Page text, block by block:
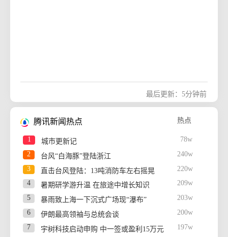
VCT正太扭腰
765w 热
49 765w
50 我想呼风唤雨 765w
最后更新：5分钟前
腾讯新闻热点 热点
1 城市更新记
78w
2
台风“白海豚”登陆浙江
240w
3
直击台风登陆：13吨消防车左右摇晃
220w
4
暑期研学游升温 在旅途中增长知识
209w
5
暴雨致上海一下沉式广场现“瀑布”
203w
6
伊朗最高领袖与总统会谈
200w
7
宇树科技启动申购 中一签或盈利15万元
197w